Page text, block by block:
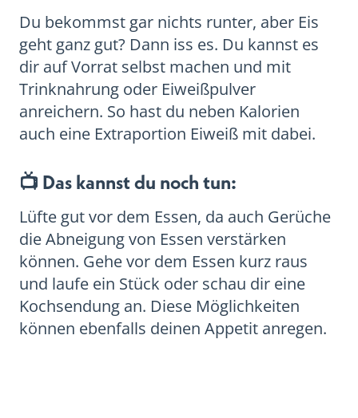
Du bekommst gar nichts runter, aber Eis
geht ganz gut? Dann iss es. Du kannst es
dir auf Vorrat selbst machen und mit
Trinknahrung oder Eiweißpulver
anreichern. So hast du neben Kalorien
auch eine Extraportion Eiweiß mit dabei.
📺 Das kannst du noch tun:
Lüfte gut vor dem Essen, da auch Gerüche
die Abneigung von Essen verstärken
können. Gehe vor dem Essen kurz raus
und laufe ein Stück oder schau dir eine
Kochsendung an. Diese Möglichkeiten
können ebenfalls deinen Appetit anregen.